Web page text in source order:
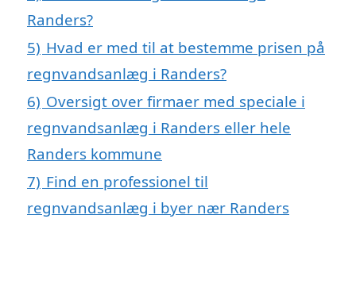
Randers?
5) Hvad er med til at bestemme prisen på
regnvandsanlæg i Randers?
6) Oversigt over firmaer med speciale i
regnvandsanlæg i Randers eller hele
Randers kommune
7) Find en professionel til
regnvandsanlæg i byer nær Randers